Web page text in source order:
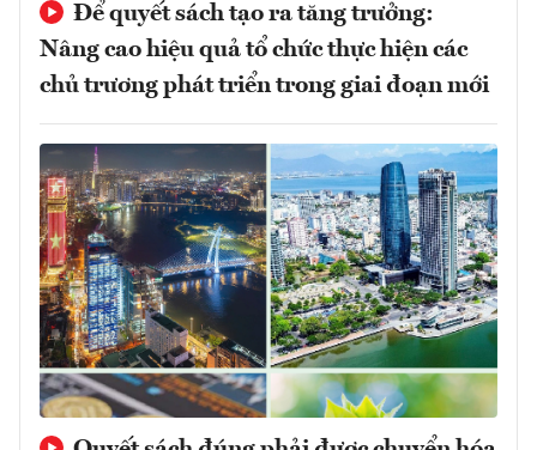
Để quyết sách tạo ra tăng trưởng:
Nâng cao hiệu quả tổ chức thực hiện các
chủ trương phát triển trong giai đoạn mới